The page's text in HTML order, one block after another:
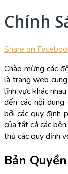
Chính
Share on
Chào mừng các
là trang web
lĩnh vực khác
đến các nội
bởi các quy định
của tất cả các
thủ các quy định
Bản